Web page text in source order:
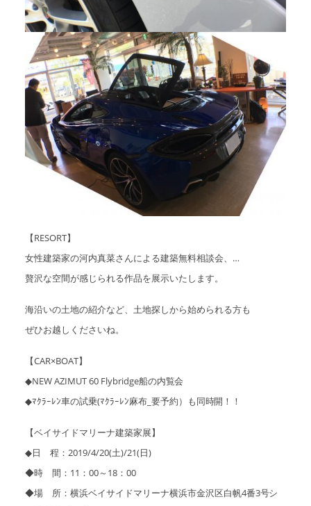
【RESORT】
女性建築家の河内真菜さんによる建築無料相談会、 …
贅沢な空間が感じられる作品を展示いたします。
海沿いの土地の紹介など、土地探しから始められる方も
ぜひお越しくださいね。
【CAR×BOAT】
◆NEW AZIMUT 60 Flybridge船の内覧会
◆ﾏｸﾗｰﾚﾝ車の試乗(ﾏｸﾗｰﾚﾝ麻布_要予約）も同時開！！
【ベイサイドマリーナ建築家展】
◆日 程：2019/4/20(土)/21(日)
◆時 間：11：00～18：00
◆場 所：横浜ベイサイドマリーナ横浜市金沢区白帆4番3号シ